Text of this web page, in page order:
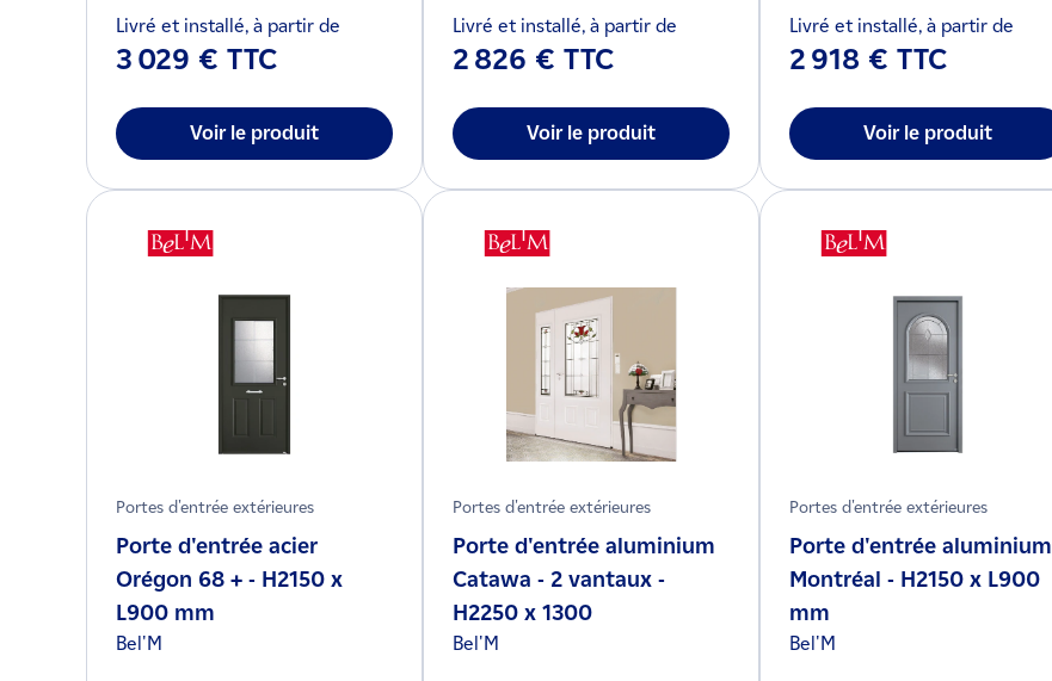
Livré et installé, à partir de
3 029 € TTC
Voir le produit
Livré et installé, à partir de
2 826 € TTC
Voir le produit
Livré et installé, à partir de
2 918 € TTC
Voir le produit
Portes d'entrée extérieures
Porte d'entrée acier
Orégon 68 + - H2150 x
L900 mm
Bel'M
Portes d'entrée extérieures
Porte d'entrée aluminium
Catawa - 2 vantaux -
H2250 x 1300
Bel'M
Portes d'entrée extérieures
Porte d'entrée aluminium
Montréal - H2150 x L900
mm
Bel'M